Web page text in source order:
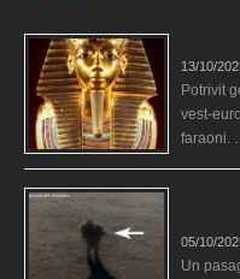
13/10/
Potrivit
vest-
faraoni. …
05/10/
Un